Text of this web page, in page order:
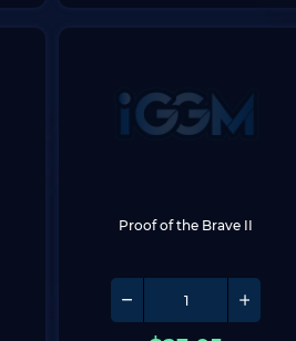
Proof of the Brave II